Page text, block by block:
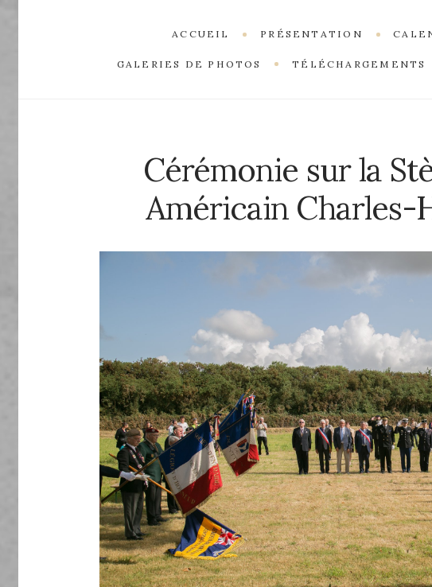
ACCUEIL PRÉSENTATION
GALERIES DE PHOTOS TÉLÉCHARGEMENTS
Cérémonie sur la
Américain Charles-